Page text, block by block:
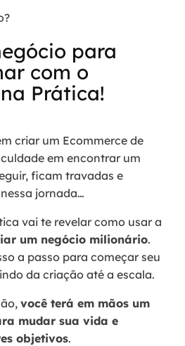
para
com o
Prática!
criar um Ecommerce de
em encontrar um
ficam travadas e
jornada…
vai te revelar como usar a
um negócio milionário.
a passo para começar seu
da criação até a escala.
você terá em mãos um
mudar sua vida e
objetivos.